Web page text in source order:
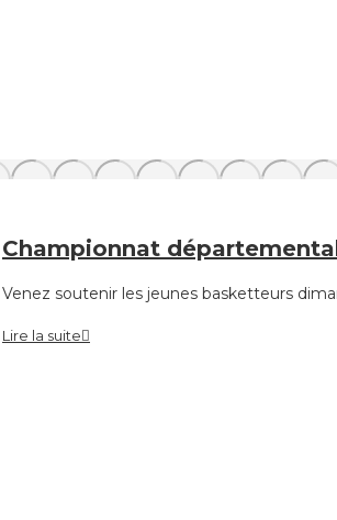
Championnat
Venez soutenir les jeunes basketteurs
Lire la suite